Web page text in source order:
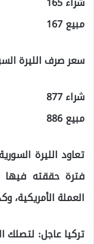
مبيع 167
سعر صرف الليرة
شراء 877
مبيع 886
تعاود الليرة
فترة حققته
العملة الأمريكية،
تركيا عاجل: لتصلك